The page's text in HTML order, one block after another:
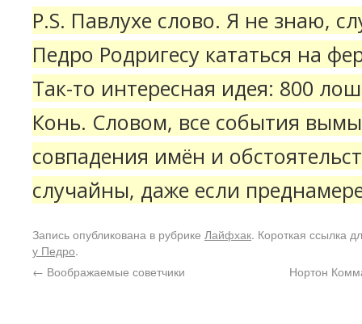
P.S. Павлухе слово. Я не знаю,
Педро Родригесу кататься на
Так-то интересная идея: 800
Конь. Словом, все события
совпадения имён и
случайны, даже если
Запись опубликована в рубрике Лайфхак. Короткая ссылка
у Педро.
← Воображаемые советчики Нортон